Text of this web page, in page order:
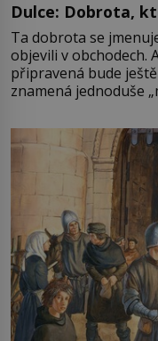
Dulce: Dobrota,
Ta dobrota se
objevili v obchodech.
připravená bude
znamená jednoduše
pře hned několik
Francie, kde se